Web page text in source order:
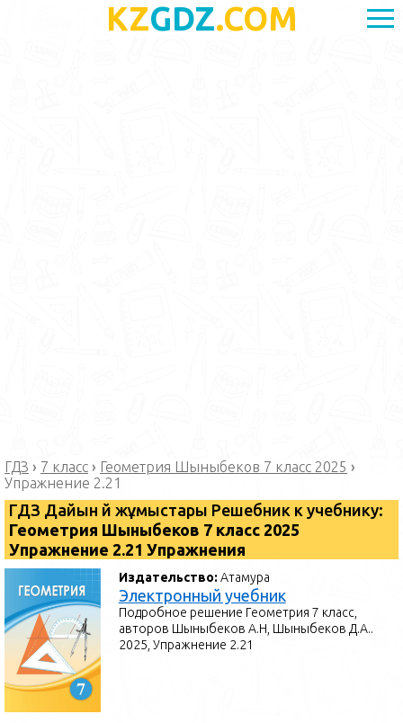
KZGDZ.COM
ГДЗ › 7 класс › Геометрия Шыныбеков 7 класс 2025 ›
Упражнение 2.21
ГДЗ Дайын үй жұмыстары Решебник к учебнику:
Геометрия Шыныбеков 7 класс 2025
Упражнение 2.21 Упражнения
Издательство:Атамура
Электронный учебник
Подробное решение Геометрия 7 класс,
авторов Шыныбеков А.Н, Шыныбеков Д.А..
2025, Упражнение 2.21